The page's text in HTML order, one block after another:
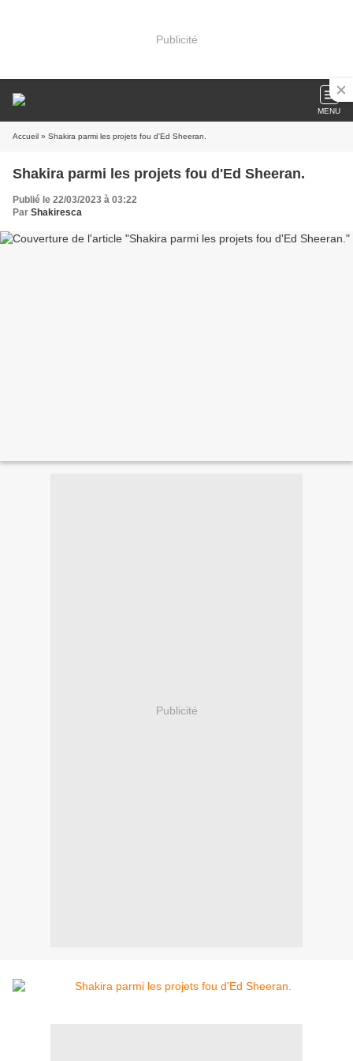
Publicité
MENU
Accueil » Shakira parmi les projets fou d'Ed Sheeran.
Shakira parmi les projets fou d'Ed Sheeran.
Publié le 22/03/2023 à 03:22
Par Shakiresca
Publicité